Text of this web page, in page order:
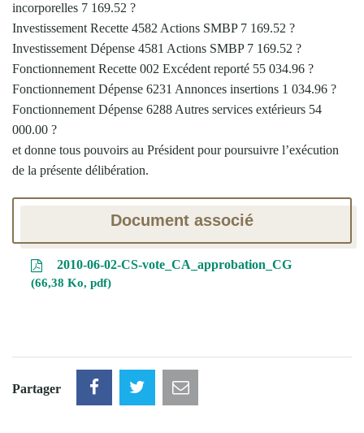
incorporelles 7 169.52 ?
Investissement Recette 4582 Actions SMBP 7 169.52 ?
Investissement Dépense 4581 Actions SMBP 7 169.52 ?
Fonctionnement Recette 002 Excédent reporté 55 034.96 ?
Fonctionnement Dépense 6231 Annonces insertions 1 034.96 ?
Fonctionnement Dépense 6288 Autres services extérieurs 54
000.00 ?
et donne tous pouvoirs au Président pour poursuivre l’exécution
de la présente délibération.
Document associé
2010-06-02-CS-vote_CA_approbation_CG
66,38 Ko, pdf
Partager